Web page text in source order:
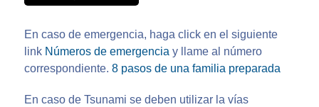
En caso de emergencia, haga click en el siguiente
link Números de emergencia y llame al número
correspondiente. 8 pasos de una familia preparada
En caso de Tsunami se deben utilizar la vías